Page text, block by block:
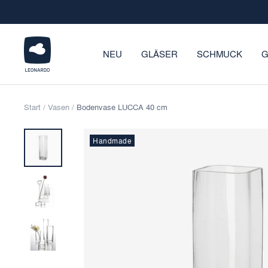
zum
NEU GLÄSER SCHMUCK
LEONARDO
Onlineshop
Start Vasen Bodenvase LUCCA 40 cm
Handmade